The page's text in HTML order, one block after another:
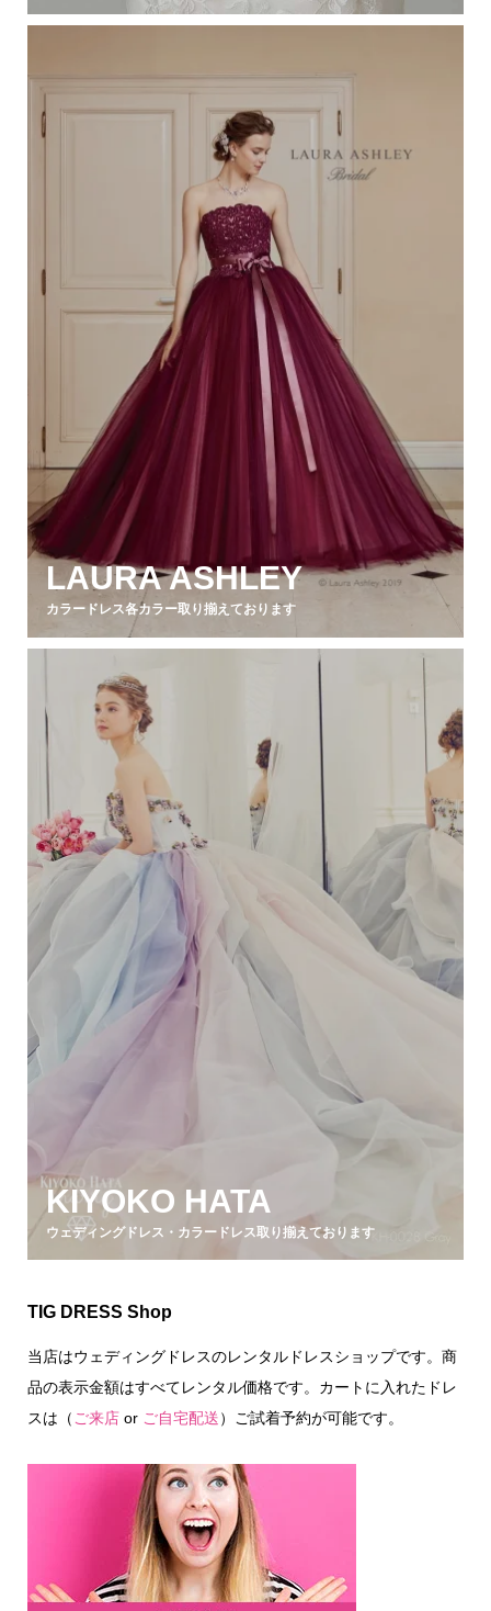
LAURA ASHLEY
カラードレス各カラー取り揃えております
KIYOKO HATA
ウェディングドレス・カラードレス取り揃えております
TIG DRESS Shop
当店はウェディングドレスのレンタルドレスショップです。商
品の表示金額はすべてレンタル価格です。カートに入れたドレ
スは（ ご来店or ご自宅配送）ご試着予約が可能です。